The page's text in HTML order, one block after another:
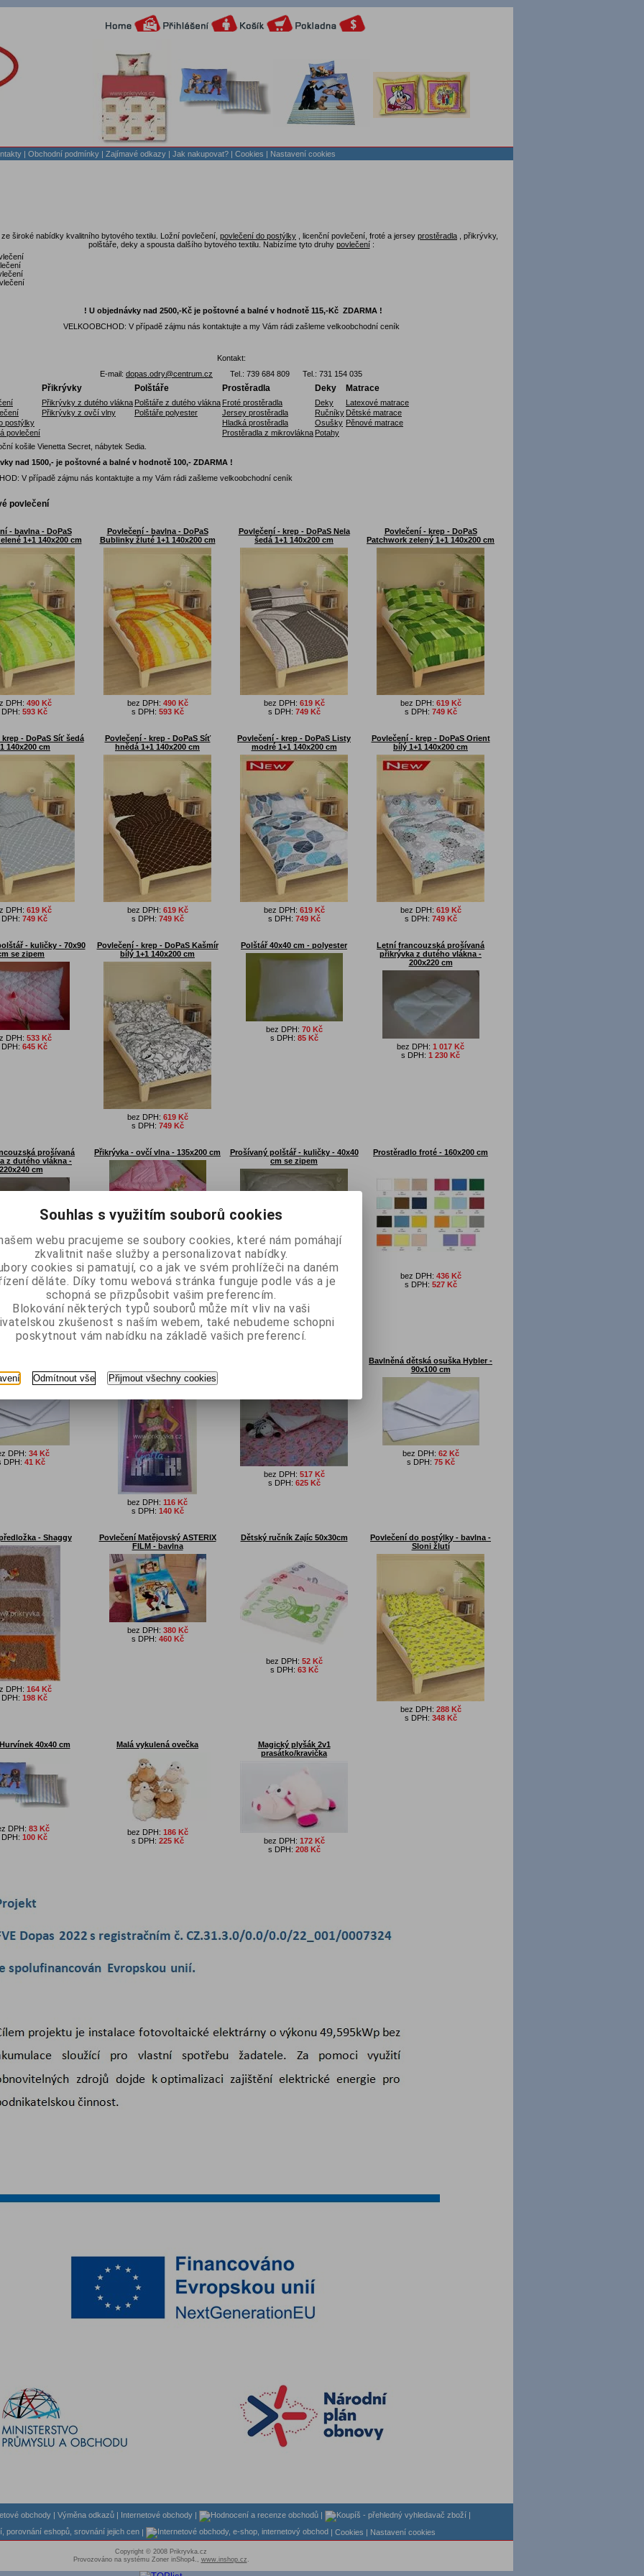
| Obchodní podmínky | Zajímavé odkazy | Jak nakupovat? | Cookies | Nastavení cookies
široké nabídky kvalitního bytového textilu. Ložní povlečení, povlečení do postýlky , licenční povlečení, froté a jersey prostěradla , přikrývky,
polštáře, deky a spousta dalšího bytového textilu. Nabízíme tyto druhy povlečení:
! U objednávky nad 2500,-Kč je poštovné a balné v hodnotě 115,-Kč ZDARMA !
VELKOOBCHOD: V případě zájmu nás kontaktujte a my Vám rádi zašleme velkoobchodní ceník
Kontakt:
E-mail: dopas.odry@centrum.cz Tel.: 739 684 809 Tel.: 731 154 035
Přikrývky Polštáře Prostěradla Deky Matrace
Přikrývky z dutého vlákna Polštáře z dutého vlákna Froté prostěradla Deky
Latexové matrace
Přikrývky z ovčí vlny Polštáře polyester Jersey prostěradla Ručníky Dětské matrace
postýlky
Hladká prostěradla Osušky Pěnové matrace
povlečení
Prostěradla z mikrovlákna Potahy
košile Vienetta Secret, nábytek Sedia.
nad 1500,- je poštovné a balné v hodnotě 100,- ZDARMA !
V případě zájmu nás kontaktujte a my Vám rádi zašleme velkoobchodní ceník
povlečení
- bavlna - DoPaS
1+1 140x200 cm
DPH: 490 Kč
593 Kč
Povlečení - bavlna - DoPaS
Bublinky žluté 1+1 140x200 cm
bez DPH: 490 Kč
s DPH: 593 Kč
Povlečení - krep - DoPaS Nela
šedá 1+1 140x200 cm
bez DPH: 619 Kč
s DPH: 749 Kč
Povlečení - krep - DoPaS
Patchwork zelený 1+1 140x200 cm
bez DPH: 619 Kč
s DPH: 749 Kč
- DoPaS Síť šedá
140x200 cm
DPH: 619 Kč
749 Kč
Povlečení - krep - DoPaS Síť
hnědá 1+1 140x200 cm
bez DPH: 619 Kč
s DPH: 749 Kč
Povlečení - krep - DoPaS Listy
modré 1+1 140x200 cm
bez DPH: 619 Kč
s DPH: 749 Kč
Povlečení - krep - DoPaS Orient
bílý 1+1 140x200 cm
bez DPH: 619 Kč
s DPH: 749 Kč
- kuličky - 70x90
se zipem
DPH: 533 Kč
645 Kč
Povlečení - krep - DoPaS Kašmír
bílý 1+1 140x200 cm
bez DPH: 619 Kč
s DPH: 749 Kč
Polštář 40x40 cm - polyester
bez DPH: 70 Kč
s DPH: 85 Kč
Letní francouzská prošívaná
přikrývka z dutého vlákna -
200x220 cm
bez DPH: 1 017 Kč
s DPH: 1 230 Kč
prošívaná
z dutého vlákna -
220x240 cm
1 223 Kč
Přikrývka - ovčí vlna - 135x200 cm
bez DPH: 1 343 Kč
s DPH:1 625 Kč
Prošívaný polštář - kuličky - 40x40
cm se zipem
bez DPH:
145 Kč
s DPH:175 Kč
Prostěradlo froté - 160x200 cm
bez DPH: 436 Kč
s DPH: 527 Kč
ZBOŽÍ
DPH: 34 Kč
DPH: 41 Kč
bez DPH: 116 Kč
s DPH: 140 Kč
bez DPH: 517 Kč
s DPH: 625 Kč
Bavlněná dětská osuška Hybler -
90x100 cm
bez DPH: 62 Kč
s DPH: 75 Kč
- Shaggy
DPH: 164 Kč
198 Kč
Povlečení Matějovský ASTERIX
FILM - bavlna
bez DPH: 380 Kč
s DPH: 460 Kč
Dětský ručník Zajíc 50x30cm
bez DPH: 52 Kč
s DPH: 63 Kč
Povlečení do postýlky - bavlna -
Sloni žlutí
bez DPH: 288 Kč
s DPH: 348 Kč
40x40 cm
DPH: 83 Kč
100 Kč
Malá vykulená ovečka
bez DPH: 186 Kč
s DPH: 225 Kč
Magický plyšák 2v1
prasátko/kravička
bez DPH: 172 Kč
s DPH: 208 Kč
Výměna odkazů Internetové obchody
|
| Cookies | Nastavení cookies
Copyright © 2008 Prikryvka.cz
Provozováno na systému Zoner inShop4., www.inshop.cz .
Souhlas s využitím souborů cookies
webu pracujeme se soubory cookies, které nám pomáhají
zkvalitnit naše služby a personalizovat nabídky.
cookies si pamatují, co a jak ve svém prohlížeči na daném
děláte. Díky tomu webová stránka funguje podle vás a je
schopná se přizpůsobit vašim preferencím.
Blokování některých typů souborů může mít vliv na vaši
zkušenost s naším webem, také nebudeme schopni
poskytnout vám nabídku na základě vašich preferencí.
Odmítnout vše Přijmout všechny cookies